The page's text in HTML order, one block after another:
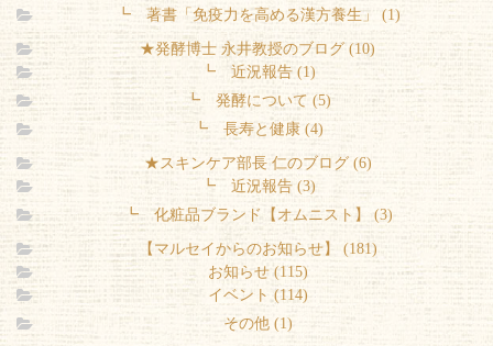
┗ 著書「免疫力を高める漢方養生」 (1)
★発酵博士 永井教授のブログ (10)
┗ 近況報告 (1)
┗ 発酵について (5)
┗ 長寿と健康 (4)
★スキンケア部長 仁のブログ (6)
┗ 近況報告 (3)
┗ 化粧品ブランド【オムニスト】 (3)
【マルセイからのお知らせ】 (181)
お知らせ (115)
イベント (114)
その他 (1)